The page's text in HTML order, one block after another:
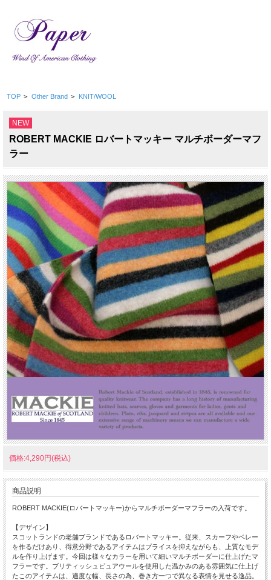
TOP > Other Brand > KNIT/WOOL
NEW
ROBERT MACKIE ロバートマッキー マルチボーダーマフ
ラー
価格:4,290円(税込)
商品説明
ROBERT MACKIE(ロバートマッキー)からマルチボーダーマフラーの入荷です。
【デザイン】
スコットランドの老舗ブランドであるロバートマッキー。従来、スカーフやベレー
を作るだけあり、得意分野であるアイテムはプライスを抑えながらも、上質なモデ
ルを作り上げます。今回は様々なカラーを用いて細いマルチボーダーに仕上げたマ
フラーです。ブリティッシュピュアウールを使用した温かみのある雰囲気に仕上げ
たこのアイテムは、適度な幅、長さの為、巻き方一つで異なる表情を見せる逸品。